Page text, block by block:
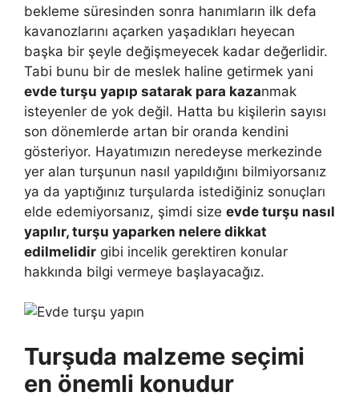
bekleme süresinden sonra hanımların ilk defa
kavanozlarını açarken yaşadıkları heyecan
başka bir şeyle değişmeyecek kadar değerlidir.
Tabi bunu bir de meslek haline getirmek yani
evde turşu yapıp satarak para kazanmak
isteyenler de yok değil. Hatta bu kişilerin sayısı
son dönemlerde artan bir oranda kendini
gösteriyor. Hayatımızın neredeyse merkezinde
yer alan turşunun nasıl yapıldığını bilmiyorsanız
ya da yaptığınız turşularda istediğiniz sonuçları
elde edemiyorsanız, şimdi size evde turşu nasıl
yapılır, turşu yaparken nelere dikkat
edilmelidir gibi incelik gerektiren konular
hakkında bilgi vermeye başlayacağız.
Turşuda malzeme seçimi
en önemli konudur